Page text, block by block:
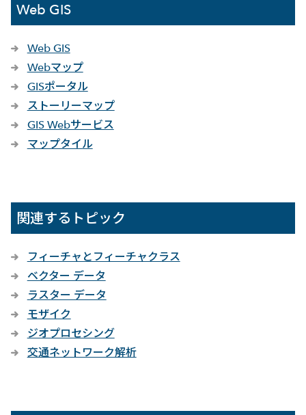
Web GIS
Web GIS
Webマップ
GISポータル
ストーリーマップ
GIS Webサービス
マップタイル
関連するトピック
フィーチャとフィーチャクラス
ベクター データ
ラスター データ
モザイク
ジオプロセシング
交通ネットワーク解析